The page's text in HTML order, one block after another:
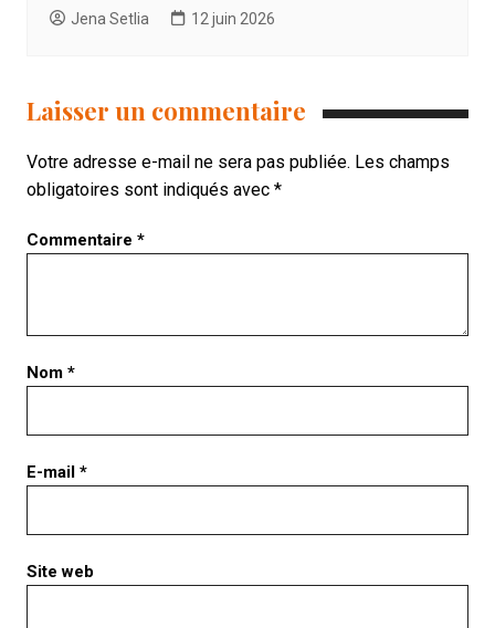
Jena Setlia 12 juin 2026
Laisser un commentaire
Votre adresse e-mail ne sera pas publiée. Les champs
obligatoires sont indiqués avec *
Commentaire *
Nom *
E-mail *
Site web